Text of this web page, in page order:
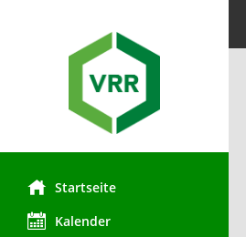
Startseite
Kalender